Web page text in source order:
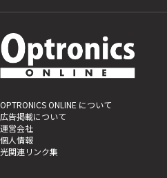
OPTRONICS ONLINE について
広告掲載について
運営会社
個人情報
光関連リンク集